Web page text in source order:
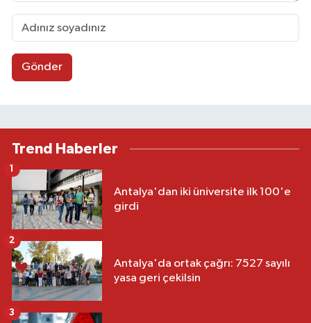
Gönder
Trend Haberler
Antalya'dan iki üniversite ilk 100'e
girdi
1
Antalya'da ortak çağrı: 7527 sayılı
yasa geri çekilsin
2
3